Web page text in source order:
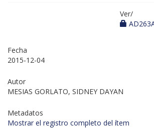
Ver/
Fecha
2015-12-04
Autor
MESIAS GORLATO, SIDNEY DAYAN
Metadatos
Mostrar el registro completo del ítem